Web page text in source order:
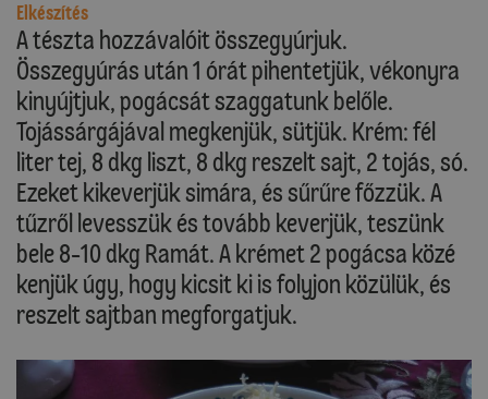
Elkészítés
A tészta hozzávalóit összegyúrjuk.
Összegyúrás után 1 órát pihentetjük, vékonyra
kinyújtjuk, pogácsát szaggatunk belőle.
Tojássárgájával megkenjük, sütjük. Krém: fél
liter tej, 8 dkg liszt, 8 dkg reszelt sajt, 2 tojás, só.
Ezeket kikeverjük simára, és sűrűre főzzük. A
tűzről levesszük és tovább keverjük, teszünk
bele 8-10 dkg Ramát. A krémet 2 pogácsa közé
kenjük úgy, hogy kicsit ki is folyjon közülük, és
reszelt sajtban megforgatjuk.